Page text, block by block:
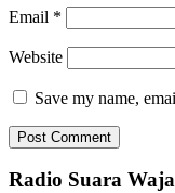
Email *
Website
Save my name,
Radio Suara